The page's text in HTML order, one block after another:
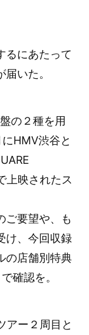
るにあたって
いた。
の２種を用
HMV渋谷と
上映されたス
ご要望や、も
け、今回収録
の店舗別特典
確認を。
アー２周目と